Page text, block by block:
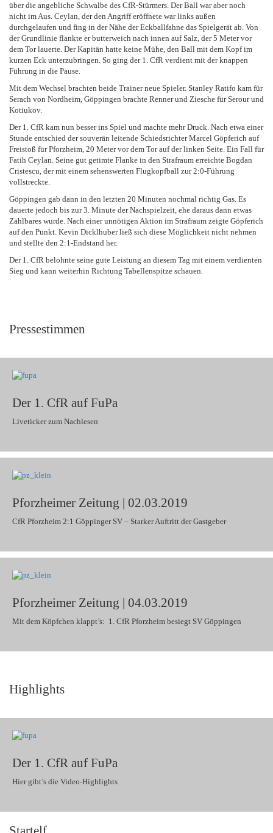
über die angebliche Schwalbe des CfR-Stürmers. Der Ball war aber noch
nicht im Aus. Ceylan, der den Angriff eröffnete war links außen
durchgelaufen und fing in der Nähe der Eckballfahne das Spielgerät ab. Von
der Grundlinie flankte er butterweich nach innen auf Salz, der 5 Meter vor
dem Tor lauerte. Der Kapitän hatte keine Mühe, den Ball mit dem Kopf im
kurzen Eck unterzubringen. So ging der 1. CfR verdient mit der knappen
Führung in die Pause.
Mit dem Wechsel brachten beide Trainer neue Spieler. Stanley Ratifo kam für
Serach von Nordheim, Göppingen brachte Renner und Ziesche für Serour und
Kotiukov.
Der 1. CfR kam nun besser ins Spiel und machte mehr Druck. Nach etwa einer
Stunde entschied der souverän leitende Schiedsrichter Marcel Göpferich auf
Freistoß für Pforzheim, 20 Meter vor dem Tor auf der linken Seite. Ein Fall für
Fatih Ceylan. Seine gut getimte Flanke in den Strafraum erreichte Bogdan
Cristescu, der mit einem sehenswerten Flugkopfball zur 2:0-Führung
vollstreckte.
Göppingen gab dann in den letzten 20 Minuten nochmal richtig Gas. Es
dauerte jedoch bis zur 3. Minute der Nachspielzeit, ehe daraus dann etwas
Zählbares wurde. Nach einer unnötigen Aktion im Strafraum zeigte Göpferich
auf den Punkt. Kevin Dicklhuber ließ sich diese Möglichkeit nicht nehmen
und stellte den 2:1-Endstand her.
Der 1. CfR belohnte seine gute Leistung an diesem Tag mit einem verdienten
Sieg und kann weiterhin Richtung Tabellenspitze schauen.
Pressestimmen
Der 1. CfR auf FuPa
Liveticker zum Nachlesen
Pforzheimer Zeitung | 02.03.2019
CfR Pforzheim 2:1 Göppinger SV – Starker Auftritt der Gastgeber
Pforzheimer Zeitung | 04.03.2019
Mit dem Köpfchen klappt’s: 1. CfR Pforzheim besiegt SV Göppingen
Highlights
Der 1. CfR auf FuPa
Hier gibt’s die Video-Highlights